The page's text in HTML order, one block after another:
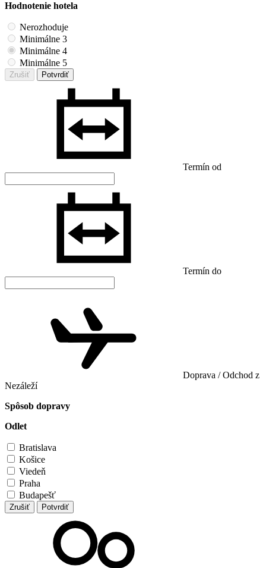
Hodnotenie hotela
Nerozhoduje
Minimálne 3
Minimálne 4
Minimálne 5
Zrušiť Potvrdiť
Termín od
Termín do
Doprava / Odchod z
Nezáleží
Spôsob dopravy
Odlet
Bratislava
Košice
Viedeň
Praha
Budapešť
Zrušiť Potvrdiť